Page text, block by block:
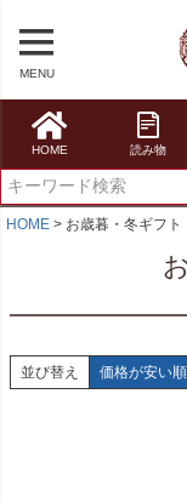
MENU
HOME 読み物
HOME お歳暮・冬ギフト
並び替え 価格が安い順